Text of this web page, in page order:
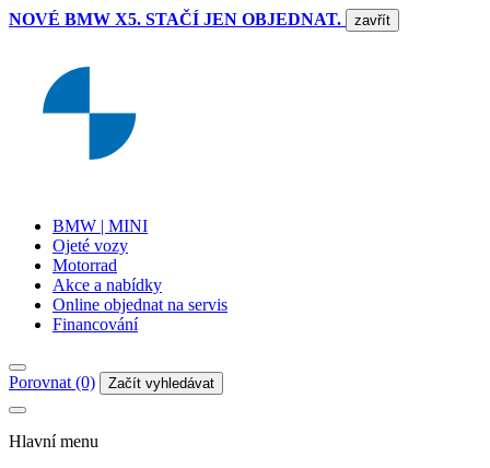
NOVÉ BMW X5. STAČÍ JEN OBJEDNAT. zavřít
BMW | MINI
Ojeté vozy
Motorrad
Akce a nabídky
Online objednat na servis
Financování
Porovnat (0) Začít vyhledávat
Hlavní menu